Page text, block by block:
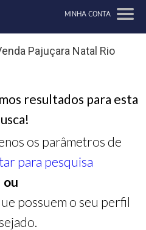
MINHA CONTA
Pajuçara Natal Rio
resultados para esta
os parâmetros de
para pesquisa
ou
possuem o seu perfil